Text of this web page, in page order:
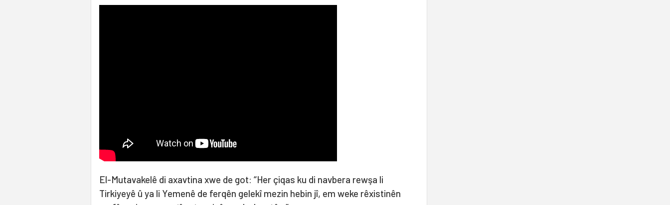
El-Mutavakelê di axavtina xwe de got: “Her çiqas ku di navbera rewşa li
Tirkiyeyê û ya li Yemenê de ferqên gelekî mezin hebin jî, em weke rêxistinên